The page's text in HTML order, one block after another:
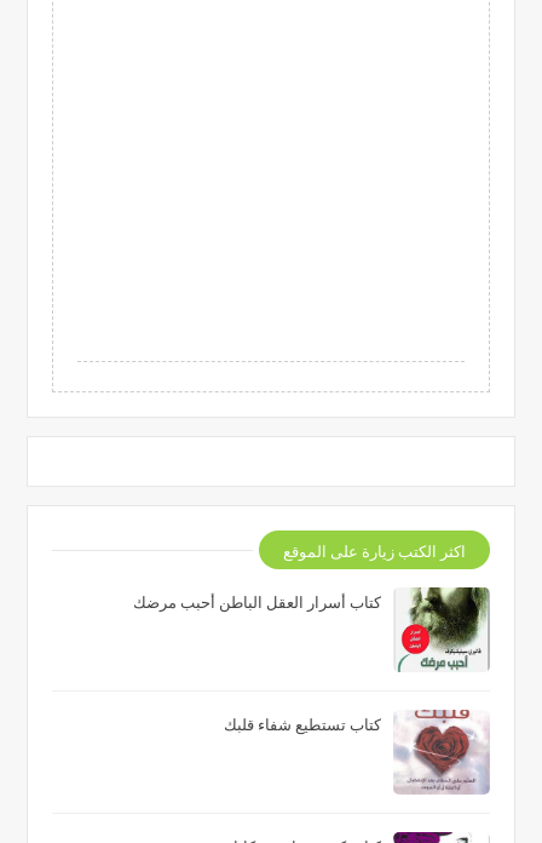
اكثر الكتب زيارة على الموقع
كتاب أسرار العقل الباطن أحبب مرضك
كتاب تستطيع شفاء قلبك